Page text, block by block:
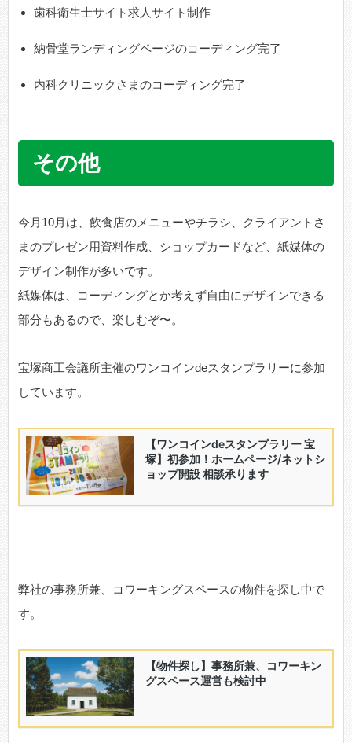
歯科衛生士サイト求人サイト制作
納骨堂ランディングページのコーディング完了
内科クリニックさまのコーディング完了
その他
今月10月は、飲食店のメニューやチラシ、クライアントさ
まのプレゼン用資料作成、ショップカードなど、紙媒体の
デザイン制作が多いです。
紙媒体は、コーディングとか考えず自由にデザインできる
部分もあるので、楽しむぞ〜。
宝塚商工会議所主催のワンコインdeスタンプラリーに参加
しています。
弊社の事務所兼、コワーキングスペースの物件を探し中で
す。